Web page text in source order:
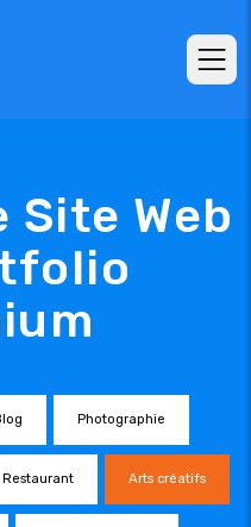
Site Web
Photographie
Restaurant Arts créatifs